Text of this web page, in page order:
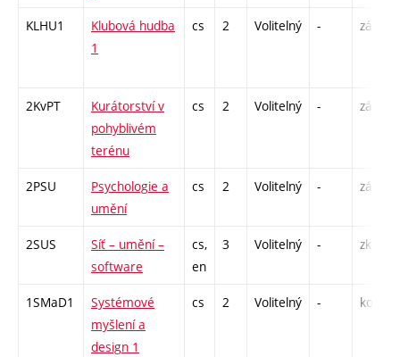
KLHU1
Klubová hudba
1
cs 2 Volitelný - zá
2KvPT
Kurátorství v
pohyblivém
terénu
cs 2 Volitelný - zá
2PSU
Psychologie a
umění
cs 2 Volitelný - zá
2SUS
Síť – umění –
software
cs,
en
3 Volitelný - zk
1SMaD1
Systémové
myšlení a
design 1
cs 2 Volitelný - kol